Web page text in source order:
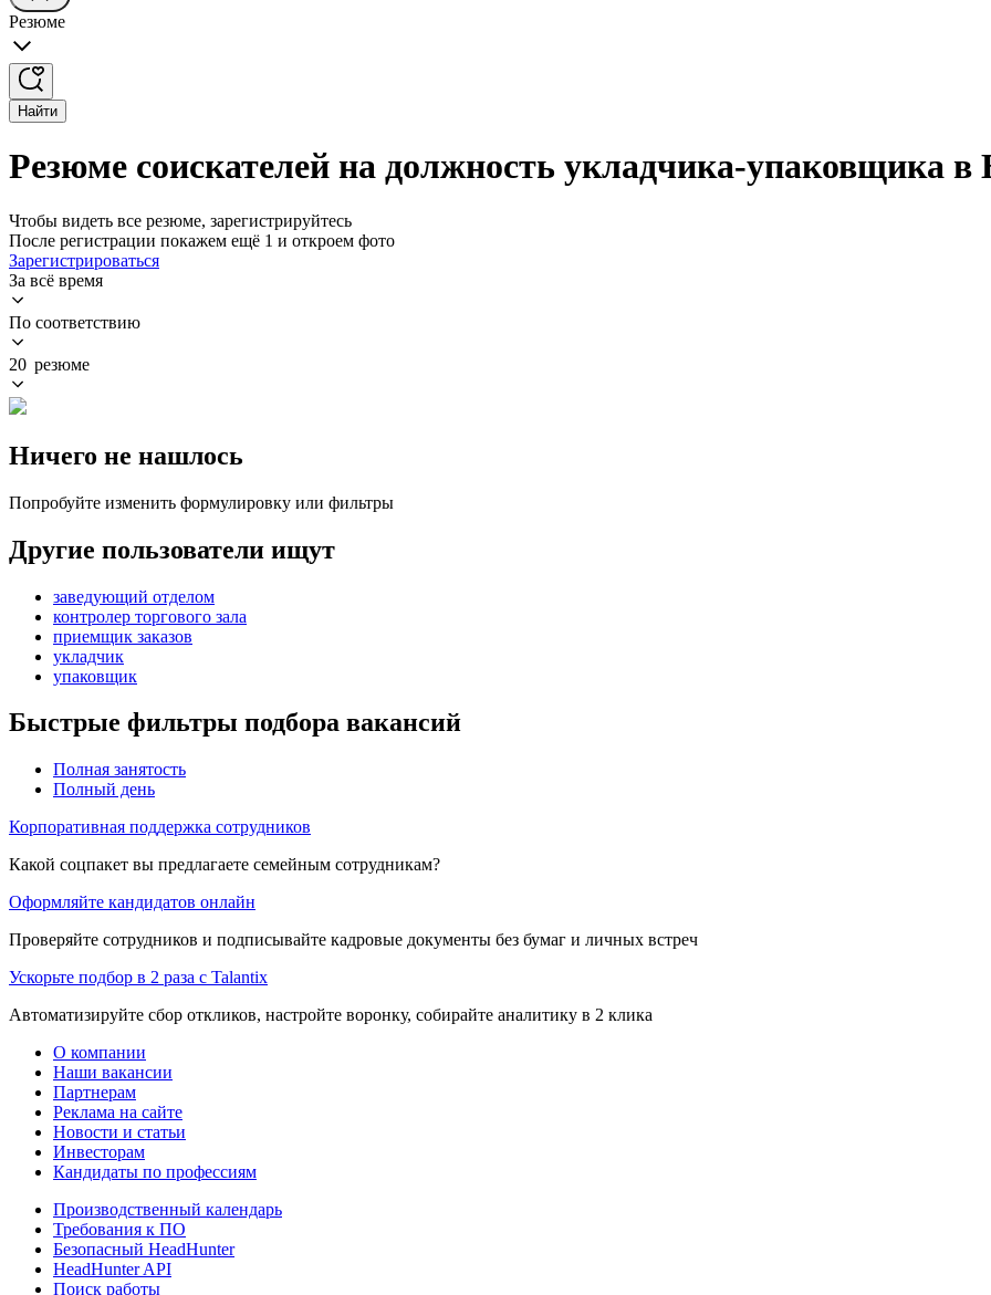
Резюме
Найти
Резюме соискателей на должность укладчика-упаковщика в
Чтобы видеть все резюме, зарегистрируйтесь
После регистрации покажем ещё 1 и откроем фото
Зарегистрироваться
За всё время
По соответствию
20 резюме
Ничего не нашлось
Попробуйте изменить формулировку или фильтры
Другие пользователи ищут
заведующий отделом
контролер торгового зала
приемщик заказов
укладчик
упаковщик
Быстрые фильтры подбора вакансий
Полная занятость
Полный день
Корпоративная поддержка сотрудников
Какой соцпакет вы предлагаете семейным сотрудникам?
Оформляйте кандидатов онлайн
Проверяйте сотрудников и подписывайте кадровые документы без бумаг и личных встреч
Ускорьте подбор в 2 раза с Talantix
Автоматизируйте сбор откликов, настройте воронку, собирайте аналитику в 2 клика
О компании
Наши вакансии
Партнерам
Реклама на сайте
Новости и статьи
Инвесторам
Кандидаты по профессиям
Производственный календарь
Требования к ПО
Безопасный HeadHunter
HeadHunter API
Поиск работы